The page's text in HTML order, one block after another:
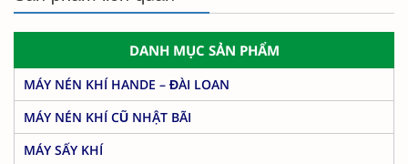
DANH MỤC SẢN PHẨM
MÁY NÉN KHÍ HANDE – ĐÀI LOAN
MÁY NÉN KHÍ CŨ NHẬT BÃI
MÁY SẤY KHÍ